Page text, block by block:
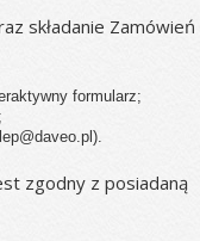
składanie Zamówień
formularz;
zgodny z posiadaną